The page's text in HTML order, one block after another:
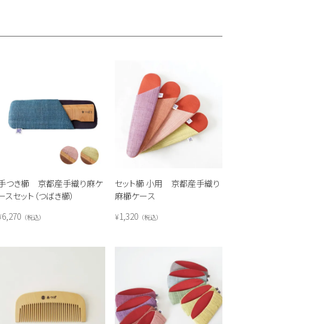
つき櫛 京都産手織り麻ケ
スセット（つばき櫛）
6,270 税込
セット櫛 小用 京都産手織り
麻櫛ケース
¥1,320 税込